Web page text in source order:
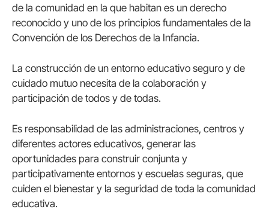
de la comunidad en la que habitan es un derecho
reconocido y uno de los principios fundamentales de la
Convención de los Derechos de la Infancia.
La construcción de un entorno educativo seguro y de
cuidado mutuo necesita de la colaboración y
participación de todos y de todas.
Es responsabilidad de las administraciones, centros y
diferentes actores educativos, generar las
oportunidades para construir conjunta y
participativamente entornos y escuelas seguras, que
cuiden el bienestar y la seguridad de toda la comunidad
educativa.